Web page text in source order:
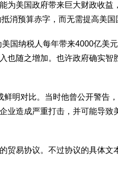
为美国政府带来巨大财政收益
消预算赤字，而无需提高美国
国纳税人每年带来4000亿美
也随之增加。也许政府确实智
明对比。当时他曾公开警告
业造成严重打击，并可能导致
贸易协议。不过协议的具体文